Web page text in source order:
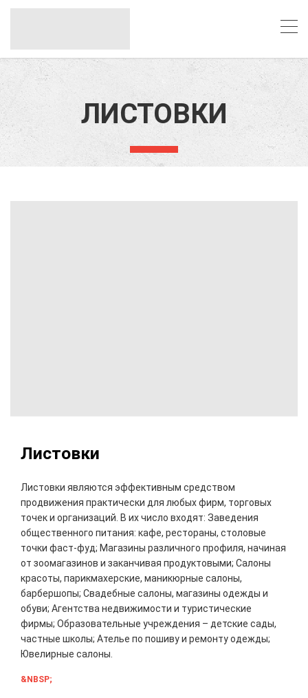
ЛИСТОВКИ
Листовки
Листовки являются эффективным средством
продвижения практически для любых фирм, торговых
точек и организаций. В их число входят: Заведения
общественного питания: кафе, рестораны, столовые
точки фаст-фуд; Магазины различного профиля, начиная
от зоомагазинов и заканчивая продуктовыми; Салоны
красоты, парикмахерские, маникюрные салоны,
барбершопы; Свадебные салоны, магазины одежды и
обуви; Агентства недвижимости и туристические
фирмы; Образовательные учреждения – детские сады,
частные школы; Ателье по пошиву и ремонту одежды;
Ювелирные салоны.
&NBSP;